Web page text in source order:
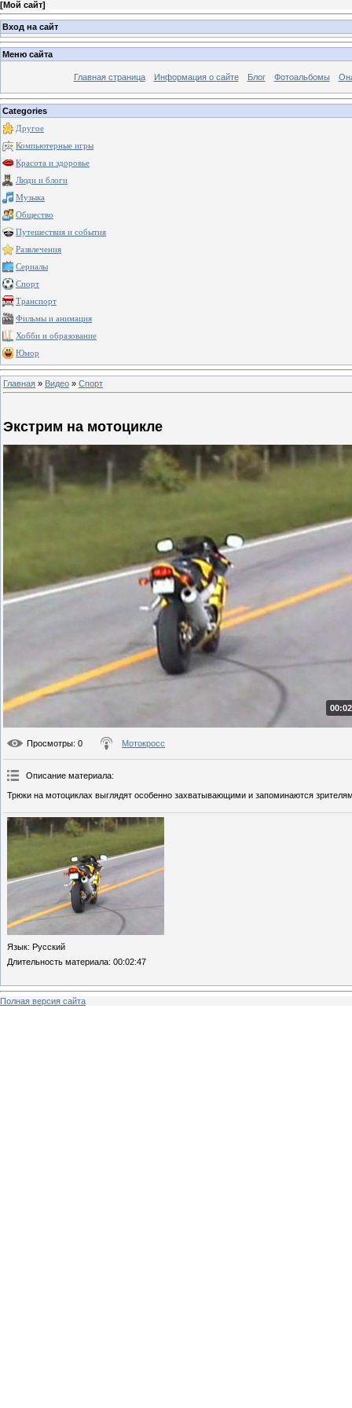
[Мой сайт]
Вход на сайт
Меню сайта
Главная страница Информация о сайте Блог Фотоальбомы
Categories
Другое
Компьютерные игры
Красота и здоровье
Люди и блоги
Музыка
Общество
Путешествия и события
Развлечения
Сериалы
Спорт
Транспорт
Фильмы и анимация
Хобби и образование
Юмор
Главная » Видео » Спорт
Экстрим на мотоцикле
Просмотры: 0 Мотокросс
Описание материала:
Трюки на мотоциклах выглядят особенно захватывающими и запоминаются
Язык: Русский
Длительность материала: 00:02:47
Полная версия сайта